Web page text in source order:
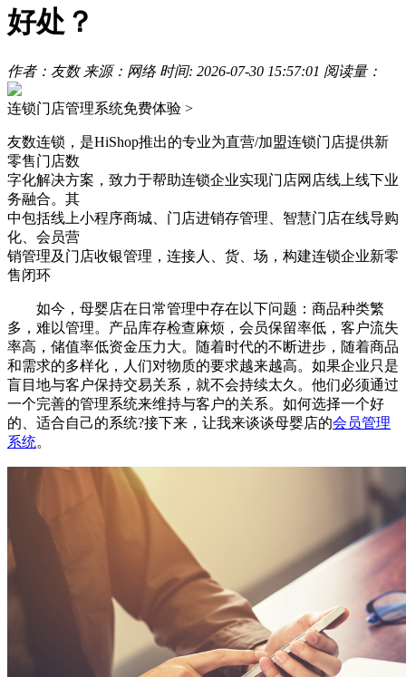
好处？
作者：友数 来源：网络 时间: 2026-07-30 15:57:01 阅读量：
连锁门店管理系统免费体验 >
友数连锁，是HiShop推出的专业为直营/加盟连锁门店提供新
零售门店数
字化解决方案，致力于帮助连锁企业实现门店网店线上线下业
务融合。其
中包括线上小程序商城、门店进销存管理、智慧门店在线导购
化、会员营
销管理及门店收银管理，连接人、货、场，构建连锁企业新零
售闭环
如今，母婴店在日常管理中存在以下问题：商品种类繁
多，难以管理。产品库存检查麻烦，会员保留率低，客户流失
率高，储值率低资金压力大。随着时代的不断进步，随着商品
和需求的多样化，人们对物质的要求越来越高。如果企业只是
盲目地与客户保持交易关系，就不会持续太久。他们必须通过
一个完善的管理系统来维持与客户的关系。如何选择一个好
的、适合自己的系统?接下来，让我来谈谈母婴店的会员管理
系统。